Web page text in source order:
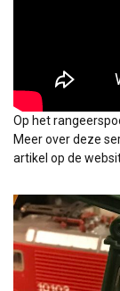
Op het
Meer over deze
artikel op de